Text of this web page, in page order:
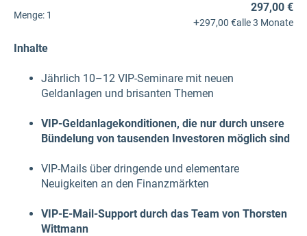
Menge: 1
297,00 €
+297,00 €alle 3 Monate
Inhalte
Jährlich 10–12 VIP-Seminare mit neuen
Geldanlagen und brisanten Themen
VIP-Geldanlagekonditionen, die nur durch unsere
Bündelung von tausenden Investoren möglich sind
VIP-Mails über dringende und elementare
Neuigkeiten an den Finanzmärkten
VIP-E-Mail-Support durch das Team von Thorsten
Wittmann